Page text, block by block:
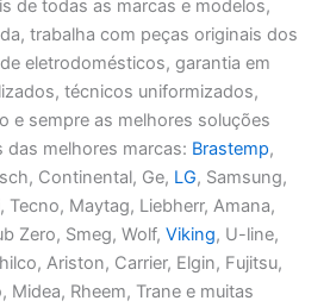
de todas as marcas e modelos,
trabalha com peças originais dos
eletrodomésticos, garantia em
técnicos uniformizados,
e sempre as melhores soluções
melhores marcas: Brastemp,
Continental, Ge, LG, Samsung,
Tecno, Maytag, Liebherr, Amana,
Zero, Smeg, Wolf,Viking, U-line,
Ariston, Carrier, Elgin, Fujitsu,
Midea, Rheem, Trane e muitas